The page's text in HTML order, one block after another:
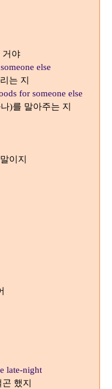
거야
else
는 지
for someone else
)를 말아주는 지
이지
late-night
했지